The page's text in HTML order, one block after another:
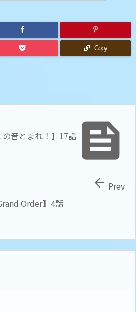
Copy

の音とまれ！】17話
Order】4話
 Prev